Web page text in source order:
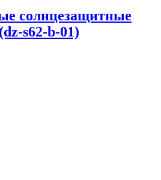
солнцезащитные
s62-b-01)